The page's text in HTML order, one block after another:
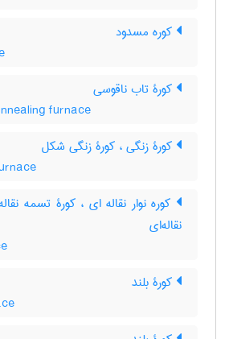
کوره مسدود
کورۀ تاب ناقوسی
furnace
کورۀ زنگی ، کورۀ زنگی شکل
کوره نوار نقاله ای ، کورۀ تسمه
نقاله‌ای
کورۀ بلند